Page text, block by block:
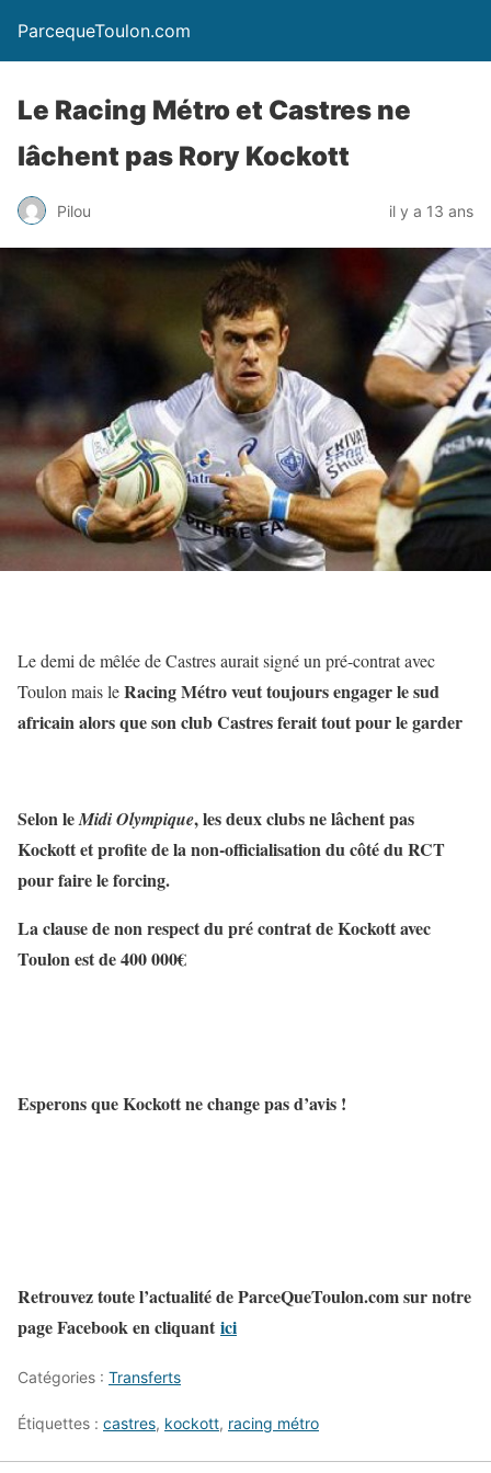
ParcequeToulon.com
Le Racing Métro et Castres ne
lâchent pas Rory Kockott
Pilou il y a 13 ans
Le demi de mêlée de Castres aurait signé un pré-contrat avec
Toulon mais leRacing Métro veut toujours engager le sud
africain alors que son club Castres ferait tout pour le garder
Selon leMidi Olympique, les deux clubs ne lâchent pas
Kockott et profite de la non-officialisation du côté du RCT
pour faire le forcing.
La clause de non respect du pré contrat de Kockott avec
Toulon est de 400 000€
Esperons que Kockott ne change pas d’avis !
Retrouvez toute l’actualité de ParceQueToulon.com sur notre
page Facebook en cliquant ici
Catégories : Transferts
Étiquettes : castres, kockott, racing métro